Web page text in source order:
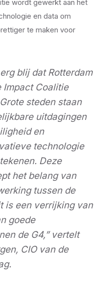
wordt gewerkt aan het
en data om
te maken voor
blij dat Rotterdam
Impact Coalitie
steden staan
uitdagingen
en
technologie
Deze
het belang van
tussen de
is een verrijking van
goede
de G4,” vertelt
CIO van de